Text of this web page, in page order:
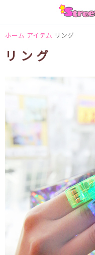
ホーム アイテム リング
リング